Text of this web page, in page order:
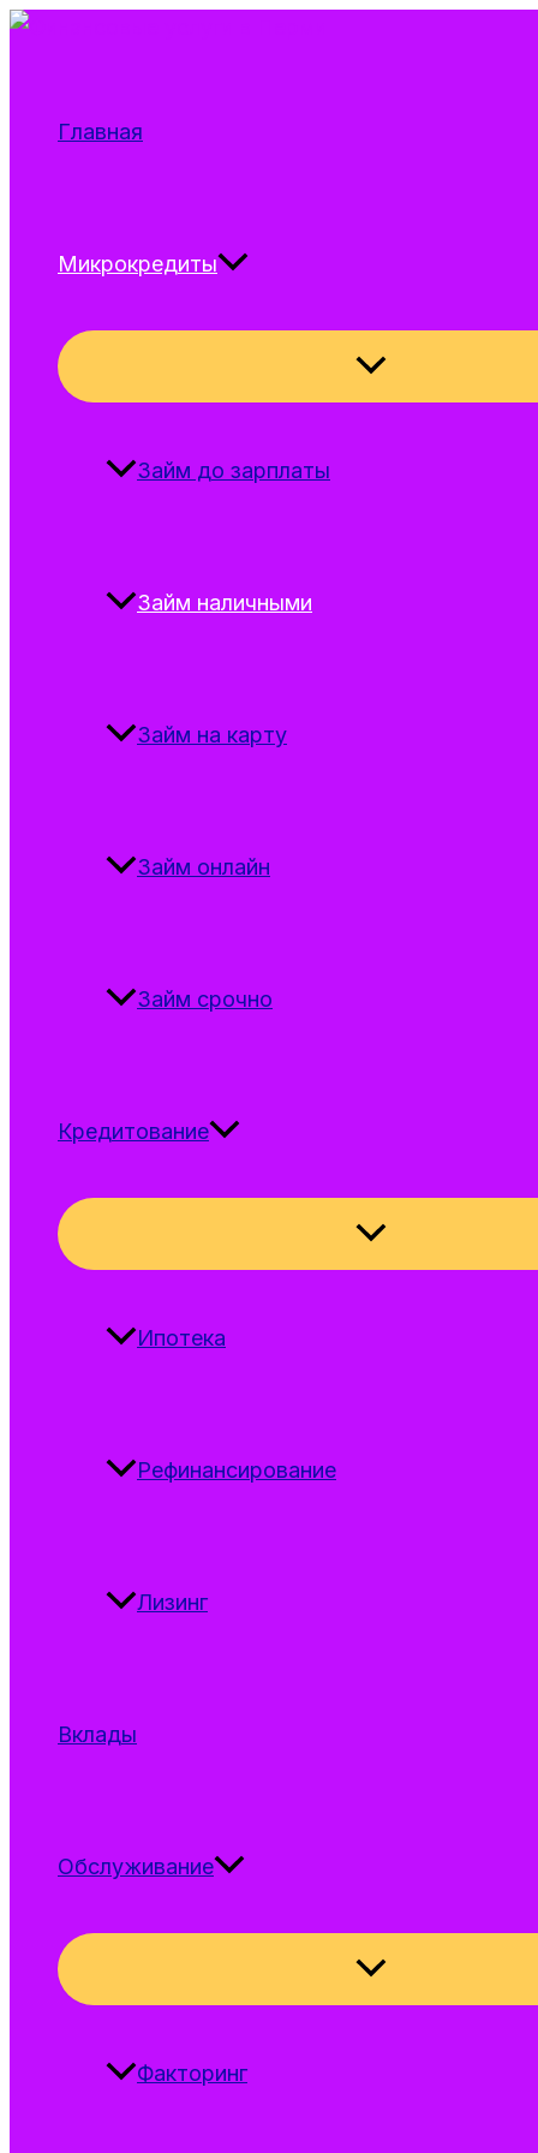
Перейти
Главная
Микрокредиты
Займ до зарплаты
Займ наличными
Займ на карту
Займ онлайн
Займ срочно
Кредитование
Ипотека
Рефинансирование
Лизинг
Вклады
Обслуживание
Факторинг